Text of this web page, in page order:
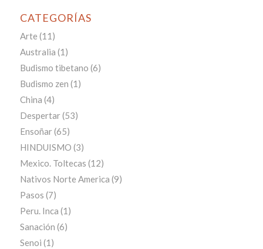
CATEGORÍAS
Arte (11)
Australia (1)
Budismo tibetano (6)
Budismo zen (1)
China (4)
Despertar(53)
Ensoñar(65)
HINDUISMO (3)
Mexico. Toltecas (12)
Nativos Norte America (9)
Pasos (7)
Peru. Inca (1)
Sanación (6)
Senoi (1)